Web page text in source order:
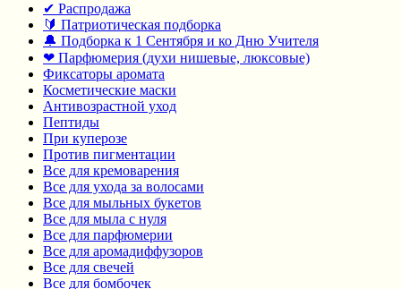
✔ Распродажа
🔰 Патриотическая подборка
🔔 Подборка к 1 Сентября и ко Дню Учителя
❤ Парфюмерия (духи нишевые, люксовые)
Фиксаторы аромата
Косметические маски
Антивозрастной уход
Пептиды
При куперозе
Против пигментации
Все для кремоварения
Все для ухода за волосами
Все для мыльных букетов
Все для мыла с нуля
Все для парфюмерии
Все для аромадиффузоров
Все для свечей
Все для бомбочек